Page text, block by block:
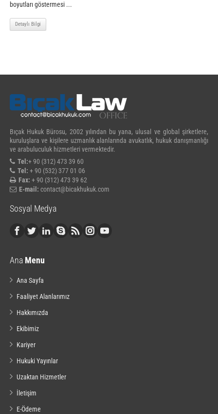
boyutları göstermesi ...
Detaylı Bilgi
Bıçak Hukuk Bürosu, 2002 yılından bu yana, ulusal ve global şirketlere,
kuruluşlara ve kişilere uzmanlık alanlarında avukatlık, hukuk danışmanlığı
ve arabuluculuk hizmetleri vermektedir.
Tel:+ 90 (312) 473 39 60
Tel: + 90 (532) 377 01 06
Fax: + 90 (312) 473 39 62
E-mail: contact@bicakhukuk.com
Sosyal Medya
Ana Menu
Ana Sayfa
Faaliyet Alanlarımız
Hakkımızda
Ekibimiz
Kariyer
Hukuki Yayınlar
Uzaktan Hizmetler
İletişim
E-Ödeme